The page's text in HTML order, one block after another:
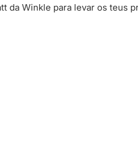
da Winkle para levar os teus